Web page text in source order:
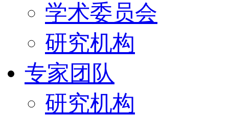
学术委员会
研究机构
专家团队
研究机构